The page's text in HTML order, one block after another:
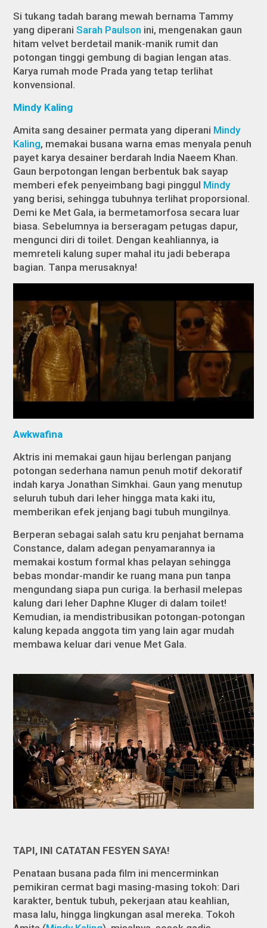
Si tukang tadah barang mewah bernama Tammy
yang diperaniSarah Paulson ini, mengenakan gaun
hitam velvet berdetail manik-manik rumit dan
potongan tinggi gembung di bagian lengan atas.
Karya rumah mode Prada yang tetap terlihat
konvensional.
Mindy Kaling
Amita sang desainer permata yang diperani Mindy
Kaling, memakai busana warna emas menyala penuh
payet karya desainer berdarah India Naeem Khan.
Gaun berpotongan lengan berbentuk bak sayap
memberi efek penyeimbang bagi pinggul Mindy
yang berisi, sehingga tubuhnya terlihat proporsional.
Demi ke Met Gala, ia bermetamorfosa secara luar
biasa. Sebelumnya ia berseragam petugas dapur,
mengunci diri di toilet. Dengan keahliannya, ia
memreteli kalung super mahal itu jadi beberapa
bagian. Tanpa merusaknya!
Awkwafina
Aktris ini memakai gaun hijau berlengan panjang
potongan sederhana namun penuh motif dekoratif
indah karya Jonathan Simkhai. Gaun yang menutup
seluruh tubuh dari leher hingga mata kaki itu,
memberikan efek jenjang bagi tubuh mungilnya.
Berperan sebagai salah satu kru penjahat bernama
Constance, dalam adegan penyamarannya ia
memakai kostum formal khas pelayan sehingga
bebas mondar-mandir ke ruang mana pun tanpa
mengundang siapa pun curiga. Ia berhasil melepas
kalung dari leher Daphne Kluger di dalam toilet!
Kemudian, ia mendistribusikan potongan-potongan
kalung kepada anggota tim yang lain agar mudah
membawa keluar dari venue Met Gala.
TAPI, INI CATATAN FESYEN SAYA!
Penataan busana pada film ini mencerminkan
pemikiran cermat bagi masing-masing tokoh: Dari
karakter, bentuk tubuh, pekerjaan atau keahlian,
masa lalu, hingga lingkungan asal mereka. Tokoh